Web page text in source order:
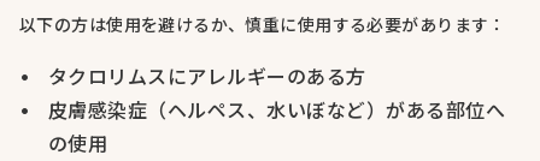
以下の方は使用を避けるか、慎重に使用する必要があります：
タクロリムスにアレルギーのある方
皮膚感染症（ヘルペス、水いぼなど）がある部位へ
の使用